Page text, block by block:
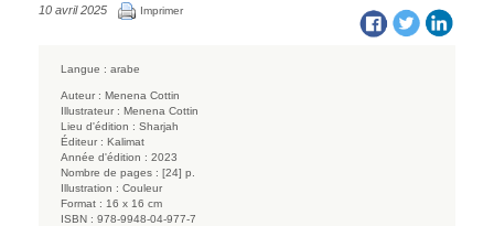
10 avril 2025 Imprimer
Langue : arabe
Auteur : Menena Cottin
Illustrateur : Menena Cottin
Lieu d'édition : Sharjah
Éditeur : Kalimat
Année d'édition : 2023
Nombre de pages : [24] p.
Illustration : Couleur
Format : 16 x 16 cm
ISBN : 978-9948-04-977-7